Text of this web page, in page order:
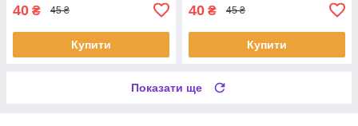
40 ₴ 45 ₴
Купити
40 ₴ 45 ₴
Купити
Показати ще